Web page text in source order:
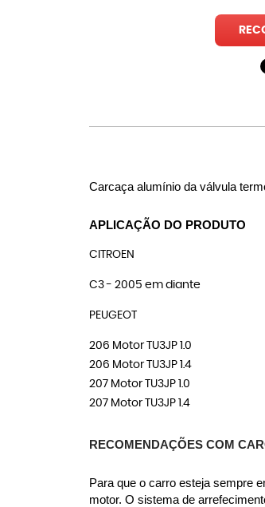
Carcaça alumínio da válvula
APLICAÇÃO DO PRODUTO
CITROEN
C3 - 2005 em diante
PEUGEOT
206 Motor TU3JP 1.0
206 Motor TU3JP 1.4
207 Motor TU3JP 1.0
207 Motor TU3JP 1.4
RECOMENDAÇÕES COM
Para que o carro esteja sempre
motor. O sistema de